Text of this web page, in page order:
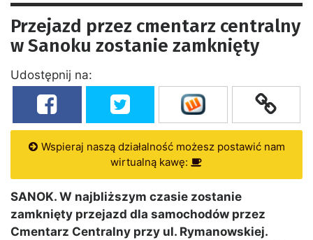
Przejazd przez cmentarz centralny
w Sanoku zostanie zamknięty
Udostępnij na:
Wspieraj naszą działalność możesz postawić nam
wirtualną kawę:
SANOK. W najbliższym czasie zostanie
zamknięty przejazd dla samochodów przez
Cmentarz Centralny przy ul. Rymanowskiej.